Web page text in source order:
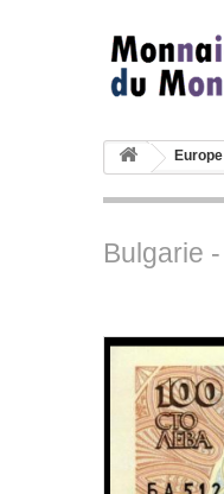
Europe
Bulgarie